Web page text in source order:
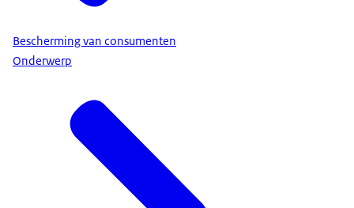
Bescherming van consumenten
Onderwerp